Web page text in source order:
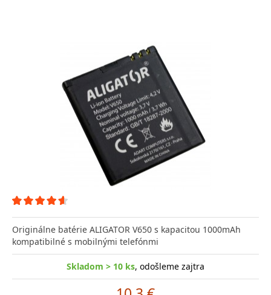
Originálne batérie ALIGATOR V650 s kapacitou 1000mAh
kompatibilné s mobilnými telefónmi
Skladom > 10 ks, odošleme zajtra